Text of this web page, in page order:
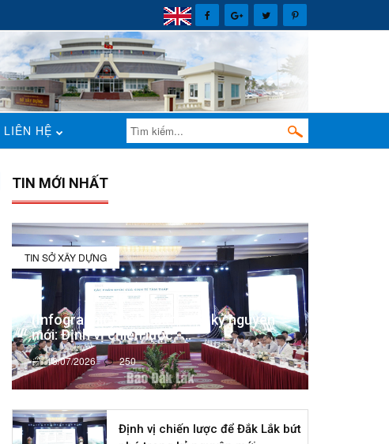
LIÊN HỆ
TIN MỚI NHẤT
TIN SỞ XÂY DỰNG
(Infographic) Đắk Lắk trong kỷ nguyên
mới: Định vị chiến lược -...
13/07/2026 250
Định vị chiến lược để Đắk Lắk bứt